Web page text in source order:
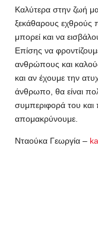
Καλύτερα στην ζωή
ξεκάθαρους εχθρούς
μπορεί και να
Επίσης να
ανθρώπους και
και αν έχουμε την
άνθρωπο, θα είναι
συμπεριφορά του
απομακρύνουμε.
Νταούκα Γεωργία –